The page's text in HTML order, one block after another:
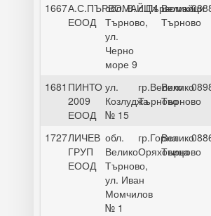
1667А.С.ПЪРВОМАЙЦИ
ЕООД
обл. В.
Търново,
ул.
Черно
море 9
с.Първомайци
Велико
Търново
1681 ПИНТО
2009
ЕООД
ул.
Козлуджа
№ 15
гр.Велико
Търново
Велико
Търново
1727ЛИЧЕВ
ГРУП
ЕООД
обл.
Велико
Търново,
ул. Иван
Момчилов
№ 1
гр.Горна
Оряховица
Велико
Търново